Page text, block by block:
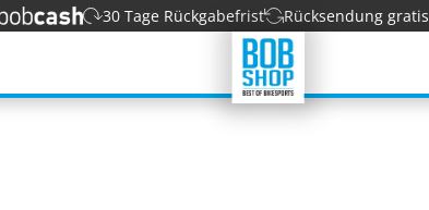
30 Tage Rückgabefrist Rücksendung gratis